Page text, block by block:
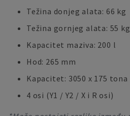
Težina donjeg alata: 66 kg
Težina gornjeg alata: 55 kg
Kapacitet maziva: 200 l
Hod: 265 mm
Kapacitet: 3050 x 175 tona
4 osi (Y1 / Y2 / X i R osi)